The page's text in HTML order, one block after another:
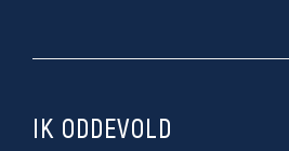
IK ODDEVOLD